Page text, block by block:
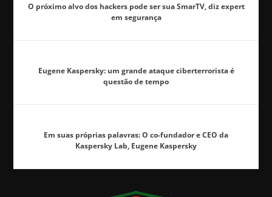
O próximo alvo dos hackers pode ser sua SmarTV, diz expert
em segurança
Eugene Kaspersky: um grande ataque ciberterrorista é
questão de tempo
Em suas próprias palavras: O co-fundador e CEO da
Kaspersky Lab, Eugene Kaspersky